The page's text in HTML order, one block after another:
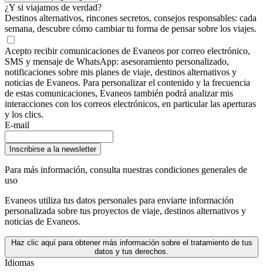
¿Y si viajamos de verdad?
Destinos alternativos, rincones secretos, consejos responsables: cada
semana, descubre cómo cambiar tu forma de pensar sobre los viajes.
Acepto recibir comunicaciones de Evaneos por correo electrónico,
SMS y mensaje de WhatsApp: asesoramiento personalizado,
notificaciones sobre mis planes de viaje, destinos alternativos y
noticias de Evaneos. Para personalizar el contenido y la frecuencia
de estas comunicaciones, Evaneos también podrá analizar mis
interacciones con los correos electrónicos, en particular las aperturas
y los clics.
E-mail
Inscribirse a la newsletter
Para más información, consulta nuestras condiciones generales de
uso
Evaneos utiliza tus datos personales para enviarte información
personalizada sobre tus proyectos de viaje, destinos alternativos y
noticias de Evaneos.
Haz clic aquí para obtener más información sobre el tratamiento de tus
datos y tus derechos.
Idiomas